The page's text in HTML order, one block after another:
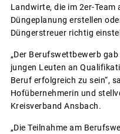
Landwirte, die im 2er-
Düngeplanung erstellen
Düngerstreuer richtig
„Der Berufswettbewerb
jungen Leuten an
Beruf erfolgreich zu sein“,
Hofübernehmerin und
Kreisverband Ansbach.
„Die Teilnahme am